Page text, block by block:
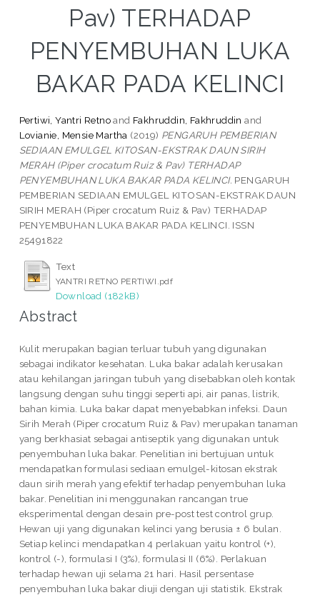
Pav) TERHADAP
PENYEMBUHAN LUKA
BAKAR PADA KELINCI
Pertiwi, Yantri Retnoand Fakhruddin, Fakhruddin and
Lovianie, Mensie Martha (2019) PENGARUH PEMBERIAN
SEDIAAN EMULGEL KITOSAN-EKSTRAK DAUN SIRIH
MERAH (Piper crocatum Ruiz & Pav) TERHADAP
PENYEMBUHAN LUKA BAKAR PADA KELINCI. PENGARUH
PEMBERIAN SEDIAAN EMULGEL KITOSAN-EKSTRAK DAUN
SIRIH MERAH (Piper crocatum Ruiz & Pav) TERHADAP
PENYEMBUHAN LUKA BAKAR PADA KELINCI. ISSN
25491822
Text
YANTRI RETNO PERTIWI.pdf
Download (182kB)
Abstract
Kulit merupakan bagian terluar tubuh yang digunakan
sebagai indikator kesehatan. Luka bakar adalah kerusakan
atau kehilangan jaringan tubuh yang disebabkan oleh kontak
langsung dengan suhu tinggi seperti api, air panas, listrik,
bahan kimia. Luka bakar dapat menyebabkan infeksi. Daun
Sirih Merah (Piper crocatum Ruiz & Pav) merupakan tanaman
yang berkhasiat sebagai antiseptik yang digunakan untuk
penyembuhan luka bakar. Penelitian ini bertujuan untuk
mendapatkan formulasi sediaan emulgel-kitosan ekstrak
daun sirih merah yang efektif terhadap penyembuhan luka
bakar. Penelitian ini menggunakan rancangan true
eksperimental dengan desain pre-post test control grup.
Hewan uji yang digunakan kelinci yang berusia ± 6 bulan.
Setiap kelinci mendapatkan 4 perlakuan yaitu kontrol (+),
kontrol (-), formulasi I (3%), formulasi II (6%). Perlakuan
terhadap hewan uji selama 21 hari. Hasil persentase
penyembuhan luka bakar diuji dengan uji statistik. Ekstrak